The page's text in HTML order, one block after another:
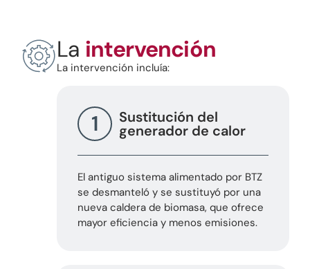
La intervención
La intervención incluía:
1 Sustitución del
generador de calor
El antiguo sistema alimentado por BTZ
se desmanteló y se sustituyó por una
nueva caldera de biomasa, que ofrece
mayor eficiencia y menos emisiones.